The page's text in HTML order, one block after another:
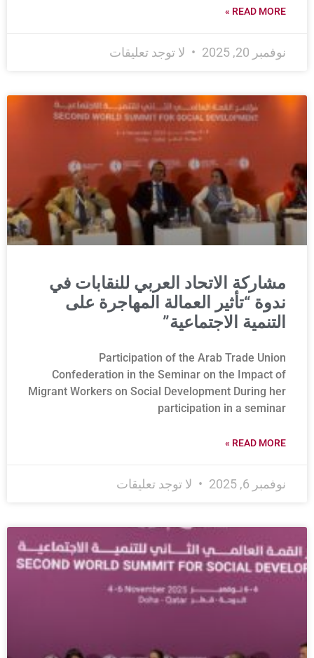
READ MORE »
نوفمبر 20, 2025 لا توجد تعليقات
مشاركة الاتحاد العربي للنقابات في
ندوة “تأثير العمالة المهاجرة على
التنمية الاجتماعية”
Participation of the Arab Trade Union
Confederation in the Seminar on the Impact of
Migrant Workers on Social Development During her
participation in a seminar
READ MORE »
نوفمبر 6, 2025 لا توجد تعليقات